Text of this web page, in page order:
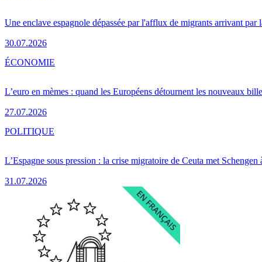
Une enclave espagnole dépassée par l'afflux de migrants arrivant par
30.07.2026
L’euro en mèmes : quand les Européens détournent les nouveaux
27.07.2026
ÉCONOMIE
L’Espagne sous pression : la crise migratoire de Ceuta met Schengen
31.07.2026
POLITIQUE